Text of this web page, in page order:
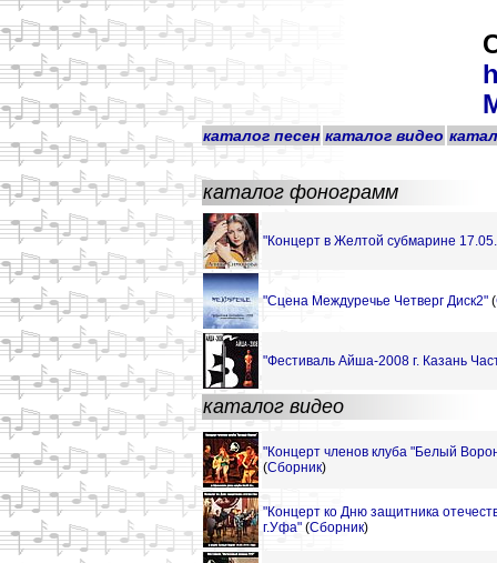
каталог песен каталог видео
каталог фонограмм
"Концерт в Желтой субмарине
"Сцена Междуречье Четверг Диск2" (
"Фестиваль Айша-2008 г. Казань
каталог видео
"Концерт членов клуба "Белый
(Сборник)
"Концерт ко Дню защитника
г.Уфа" (Сборник)